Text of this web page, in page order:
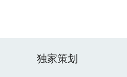
独家策划